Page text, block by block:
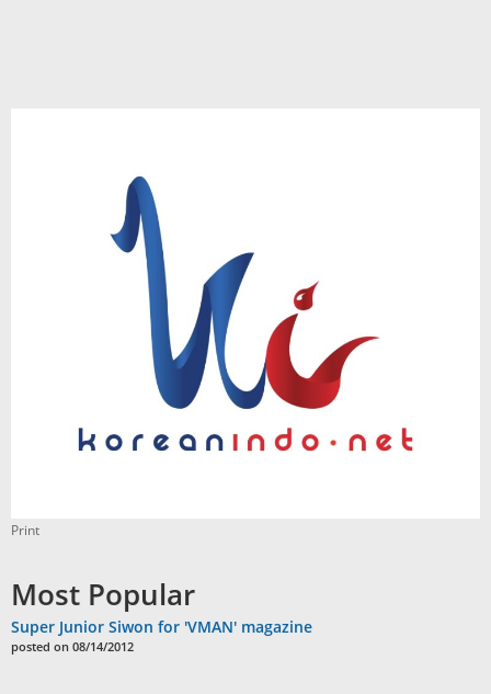
Print
Most Popular
Super Junior Siwon for 'VMAN' magazine
posted on 08/14/2012